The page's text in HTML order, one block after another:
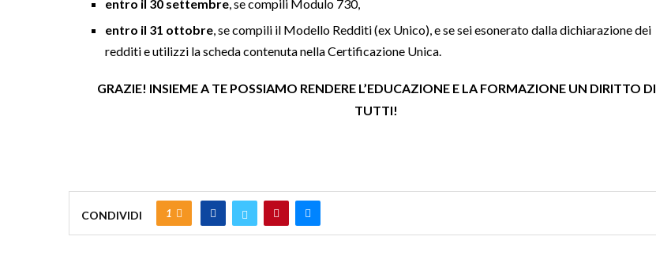
entro il 30 settembre, se compili Modulo 730,
entro il 31 ottobre, se compili il Modello Redditi (ex Unico), e se sei esonerato dalla dichiarazione dei
redditi e utilizzi la scheda contenuta nella Certificazione Unica.
GRAZIE! INSIEME A TE POSSIAMO RENDERE L’EDUCAZIONE E LA FORMAZIONE UN DIRITTO DI
TUTTI!
CONDIVIDI 1